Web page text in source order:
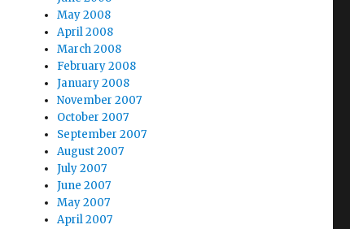
May 2008
April 2008
March 2008
February 2008
January 2008
November 2007
October 2007
September 2007
August 2007
July 2007
June 2007
May 2007
April 2007